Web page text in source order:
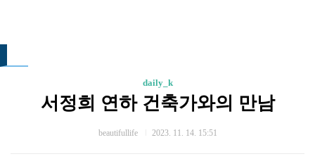
daily_k
서정희 연하 건축가와의 만남
beautifullife 2023. 11. 14. 15:51